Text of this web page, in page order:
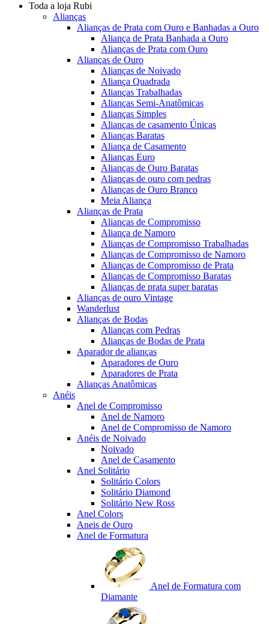
Toda a loja Rubi
Alianças
Alianças de Prata com Ouro e Banhadas a Ouro
Aliança de Prata Banhada a Ouro
Alianças de Prata com Ouro
Alianças de Ouro
Alianças de Noivado
Aliança Quadrada
Alianças Trabalhadas
Alianças Semi-Anatômicas
Alianças Simples
Alianças de casamento Únicas
Alianças Baratas
Aliança de Casamento
Alianças Euro
Alianças de Ouro Baratas
Alianças de ouro com pedras
Alianças de Ouro Branco
Meia Aliança
Alianças de Prata
Alianças de Compromisso
Aliança de Namoro
Alianças de Compromisso Trabalhadas
Alianças de Compromisso de Namoro
Alianças de Compromisso de Prata
Alianças de Compromisso Baratas
Alianças de prata super baratas
Alianças de ouro Vintage
Wanderlust
Alianças de Bodas
Alianças com Pedras
Alianças de Bodas de Prata
Aparador de alianças
Aparadores de Ouro
Aparadores de Prata
Alianças Anatômicas
Anéis
Anel de Compromisso
Anel de Namoro
Anel de Compromisso de Namoro
Anéis de Noivado
Noivado
Anel de Casamento
Anel Solitário
Solitário Colors
Solitário Diamond
Solitário New Ross
Anel Colors
Aneis de Ouro
Anel de Formatura
Anel de Formatura com
Diamante